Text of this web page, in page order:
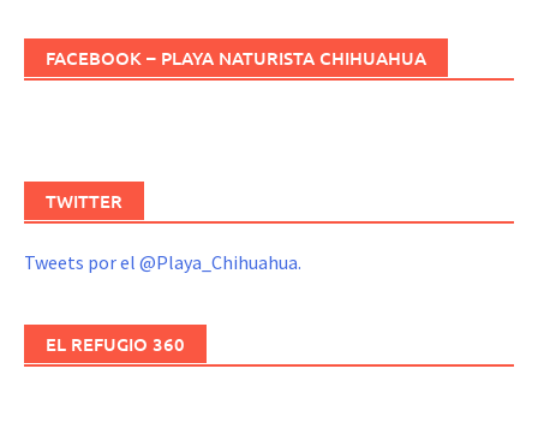
FACEBOOK – PLAYA NATURISTA CHIHUAHUA
TWITTER
Tweets por el @Playa_Chihuahua.
EL REFUGIO 360